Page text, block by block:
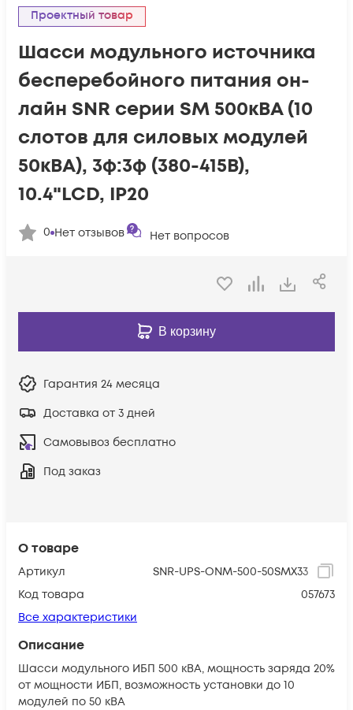
О товаре
Артикул
SNR-UPS-ONM-500-50SMX33
Код товара
057673
Все характеристики
Описание
Шасси модульного ИБП 500 кВА, мощность заряда 20%
от мощности ИБП, возможность установки до 10
модулей по 50 кВА
Проектный товар
Шасси модульного источника
бесперебойного питания он-
лайн SNR серии SM 500кВА (10
слотов для силовых модулей
50кВА), 3ф:3ф (380-415В),
10.4"LCD, IP20
0 Нет отзывов Нет вопросов
В корзину
Гарантия 24 месяца
Доставка от 3 дней
Самовывоз бесплатно
Под заказ